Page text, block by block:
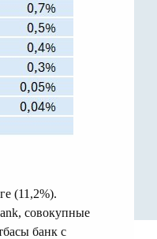
(11,2%).
совокупные
банк с